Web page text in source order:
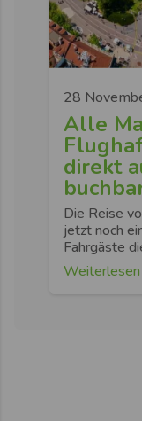
28
Alle
direkt
Die Reise
jetzt noch
Fahrgäste
Weiterlesen